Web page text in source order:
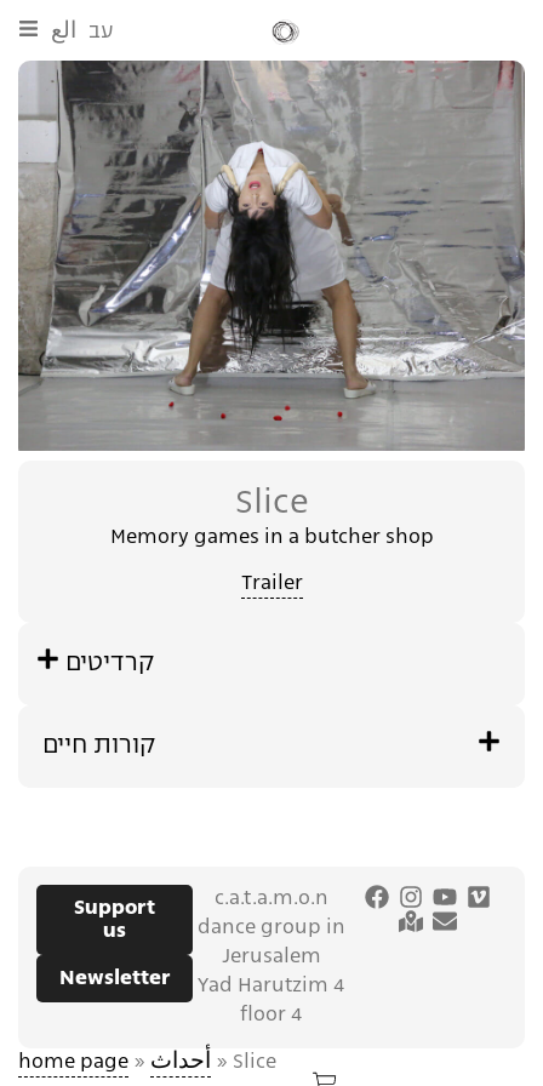
الع עב
Slice
Memory games in a butcher shop
Trailer
קרדיטים
קורות חיים
Support
us
Newsletter
c.a.t.a.m.o.n
dance group in
Jerusalem
Yad Harutzim 4
floor 4
home page » أحداث » Slice